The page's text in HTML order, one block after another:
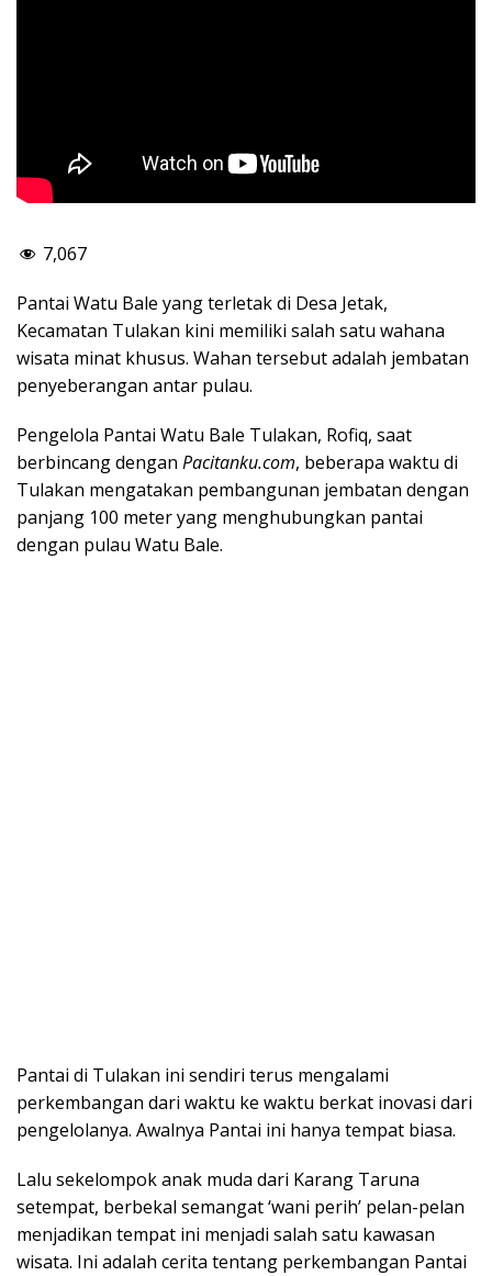
7,067
Pantai Watu Bale yang terletak di Desa Jetak,
Kecamatan Tulakan kini memiliki salah satu wahana
wisata minat khusus. Wahan tersebut adalah jembatan
penyeberangan antar pulau.
Pengelola Pantai Watu Bale Tulakan, Rofiq, saat
berbincang dengan Pacitanku.com, beberapa waktu di
Tulakan mengatakan pembangunan jembatan dengan
panjang 100 meter yang menghubungkan pantai
dengan pulau Watu Bale.
Pantai di Tulakan ini sendiri terus mengalami
perkembangan dari waktu ke waktu berkat inovasi dari
pengelolanya. Awalnya Pantai ini hanya tempat biasa.
Lalu sekelompok anak muda dari Karang Taruna
setempat, berbekal semangat ‘wani perih’ pelan-pelan
menjadikan tempat ini menjadi salah satu kawasan
wisata. Ini adalah cerita tentang perkembangan Pantai